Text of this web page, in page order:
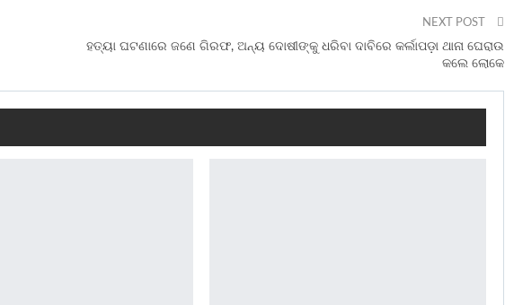
NEXT POST
ହତ୍ୟା ଘଟଣାରେ ଜଣେ ଗିରଫ, ଅନ୍ୟ ଦୋଷୀଙ୍କୁ ଧରିବା ଦାବିରେ କର୍ଲାପଡ଼ା ଥାନା ଘେରାଉ
କଲେ ଲୋକେ